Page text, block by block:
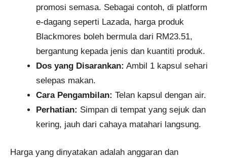
promosi semasa. Sebagai contoh, di platform
e-dagang seperti Lazada, harga produk
Blackmores boleh bermula dari RM23.51,
bergantung kepada jenis dan kuantiti produk.
Dos yang Disarankan: Ambil 1 kapsul sehari
selepas makan.
Cara Pengambilan: Telan kapsul dengan air.
Perhatian: Simpan di tempat yang sejuk dan
kering, jauh dari cahaya matahari langsung.
Harga yang dinyatakan adalah anggaran dan